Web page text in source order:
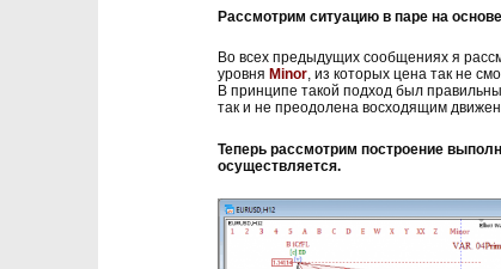
Рассмотрим ситуацию в паре на
Во всех предыдущих сообщениях я
уровня Minor, из которых цена так не
В принципе такой подход был
так и не преодолена восходящим
Теперь рассмотрим построение
осуществляется.